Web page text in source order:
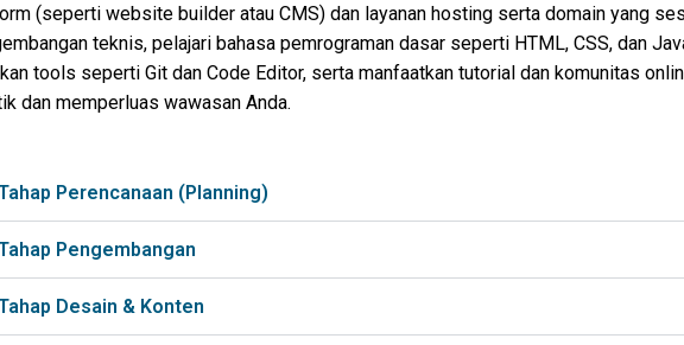
(seperti website builder atau CMS) dan layanan hosting serta domain yang
teknis, pelajari bahasa pemrograman dasar seperti HTML, CSS, dan
tools seperti Git dan Code Editor, serta manfaatkan tutorial dan komunitas
dan memperluas wawasan Anda.
Perencanaan (Planning)
Pengembangan
Desain & Konten